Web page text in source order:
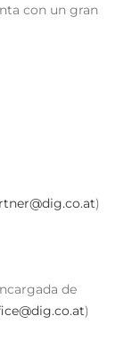
con un gran
)
de
)